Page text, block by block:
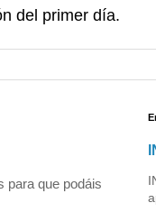
del primer día.
para que podáis